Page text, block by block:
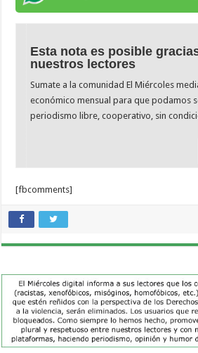
Esta nota es posible
nuestros lectores
Sumate a la comunidad El Miércoles
económico mensual para que podamos
periodismo libre, cooperativo, sin
[fbcomments]